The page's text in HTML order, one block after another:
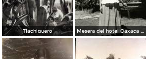
Tlachiquero Mesera del hotel Oaxaca Courts vistiendo traje típico